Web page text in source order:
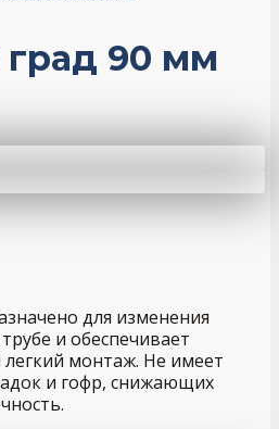
град 90 мм
для изменения
и обеспечивает
монтаж. Не имеет
и гофр, снижающих